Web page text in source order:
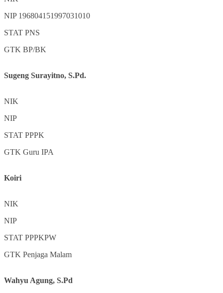
NIP 196804151997031010
STAT PNS
GTK BP/BK
Sugeng Surayitno, S.Pd.
NIK
NIP
STAT PPPK
GTK Guru IPA
Koiri
NIK
NIP
STAT PPPKPW
GTK Penjaga Malam
Wahyu Agung, S.Pd